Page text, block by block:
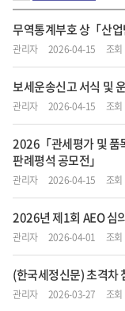
무역통계부호 상「산
관리자 2026-04-15 조
보세운송신고 서식 및
관리자 2026-04-15 조
2026「관세평가 및 품
판례평석 공모전」
관리자 2026-04-15 조
2026년 제1회 AEO 심
관리자 2026-04-01 조
(한국세정신문) 초격차
관리자 2026-03-27 조